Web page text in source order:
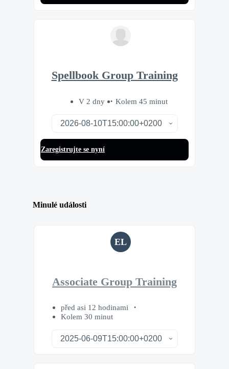
Spellbook Group Training
V 2 dny Kolem 45 minut
Zaregistrujte se nyní
Minulé události
EL
Associate Group Training
před asi 12 hodinami
Kolem 30 minut